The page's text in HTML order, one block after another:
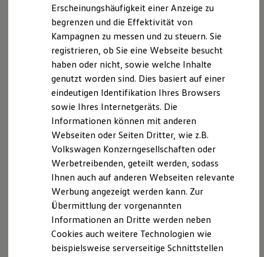
Marke und Erlebnis
Volkswagen R und R Experience
R-Modelle
R Experience
Driving Experience
Volkswagen entdecken
Werkbesichtigung
Lifestyle Shop
T-Roc Kollektion
Golf Kollektion
Volkswagen Kollektion
R-Kollektion
GTI Kollektion
Fußball Drop
we drive football
#wedriveproud
Besitzer und Service
myVolkswagen
Software Updates
Service und Ersatzteile
Inspektion und HU/AU
Erscheinungshäufigkeit einer Anzeige zu
begrenzen und die Effektivität von
Kampagnen zu messen und zu steuern. Sie
registrieren, ob Sie eine Webseite besucht
haben oder nicht, sowie welche Inhalte
genutzt worden sind. Dies basiert auf einer
eindeutigen Identifikation Ihres Browsers
sowie Ihres Internetgeräts. Die
Informationen können mit anderen
Webseiten oder Seiten Dritter, wie z.B.
Volkswagen Konzerngesellschaften oder
Werbetreibenden, geteilt werden, sodass
Ihnen auch auf anderen Webseiten relevante
Werbung angezeigt werden kann. Zur
Übermittlung der vorgenannten
Informationen an Dritte werden neben
Cookies auch weitere Technologien wie
beispielsweise serverseitige Schnittstellen